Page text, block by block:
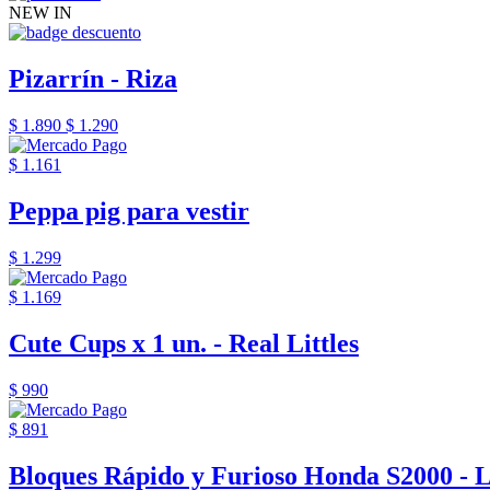
NEW IN
Pizarrín - Riza
$ 1.890 $ 1.290
$ 1.161
Peppa pig para vestir
$ 1.299
$ 1.169
Cute Cups x 1 un. - Real Littles
$ 990
$ 891
Bloques Rápido y Furioso Honda S2000 -